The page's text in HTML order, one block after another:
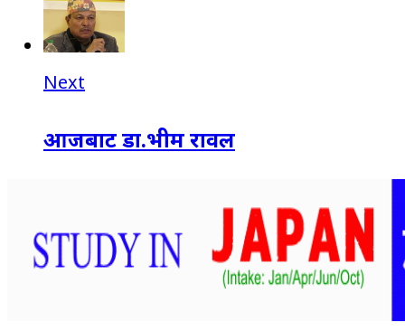
Next
आजबाट डा.भीम रावल